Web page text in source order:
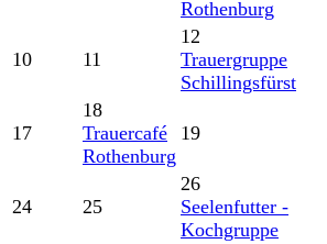
Rothenburg
10 11
12
Trauergruppe
Schillingsfürst
17
18
Trauercafé
Rothenburg
19
24 25
26
Seelenfutter -
Kochgruppe